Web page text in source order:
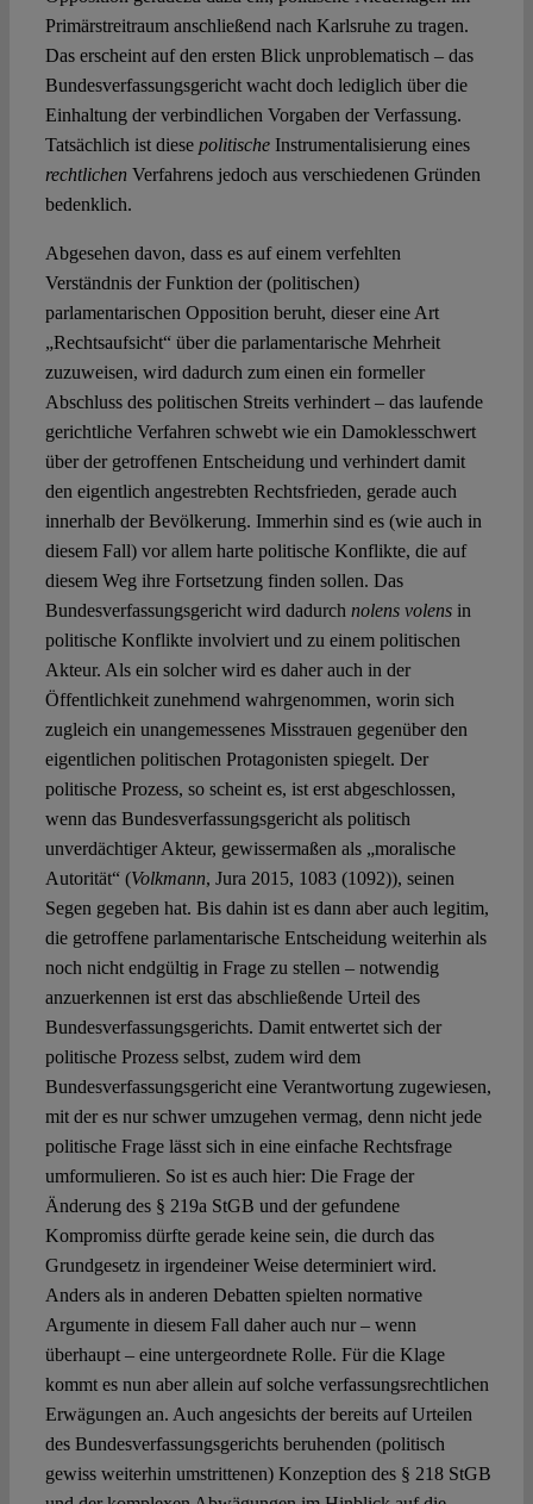
Primärstreitraum anschließend nach Karlsruhe zu tragen.
Das erscheint auf den ersten Blick unproblematisch – das
Bundesverfassungsgericht wacht doch lediglich über die
Einhaltung der verbindlichen Vorgaben der Verfassung.
Tatsächlich ist diese politischeInstrumentalisierung eines
rechtlichen Verfahrens jedoch aus verschiedenen Gründen
bedenklich.
Abgesehen davon, dass es auf einem verfehlten
Verständnis der Funktion der (politischen)
parlamentarischen Opposition beruht, dieser eine Art
„Rechtsaufsicht“ über die parlamentarische Mehrheit
zuzuweisen, wird dadurch zum einen ein formeller
Abschluss des politischen Streits verhindert – das laufende
gerichtliche Verfahren schwebt wie ein Damoklesschwert
über der getroffenen Entscheidung und verhindert damit
den eigentlich angestrebten Rechtsfrieden, gerade auch
innerhalb der Bevölkerung. Immerhin sind es (wie auch in
diesem Fall) vor allem harte politische Konflikte, die auf
diesem Weg ihre Fortsetzung finden sollen. Das
Bundesverfassungsgericht wird dadurch nolens volensin
politische Konflikte involviert und zu einem politischen
Akteur. Als ein solcher wird es daher auch in der
Öffentlichkeit zunehmend wahrgenommen, worin sich
zugleich ein unangemessenes Misstrauen gegenüber den
eigentlichen politischen Protagonisten spiegelt. Der
politische Prozess, so scheint es, ist erst abgeschlossen,
wenn das Bundesverfassungsgericht als politisch
unverdächtiger Akteur, gewissermaßen als „moralische
Autorität“ (Volkmann, Jura 2015, 1083 (1092)), seinen
Segen gegeben hat. Bis dahin ist es dann aber auch legitim,
die getroffene parlamentarische Entscheidung weiterhin als
noch nicht endgültig in Frage zu stellen – notwendig
anzuerkennen ist erst das abschließende Urteil des
Bundesverfassungsgerichts. Damit entwertet sich der
politische Prozess selbst, zudem wird dem
Bundesverfassungsgericht eine Verantwortung zugewiesen,
mit der es nur schwer umzugehen vermag, denn nicht jede
politische Frage lässt sich in eine einfache Rechtsfrage
umformulieren. So ist es auch hier: Die Frage der
Änderung des § 219a StGB und der gefundene
Kompromiss dürfte gerade keine sein, die durch das
Grundgesetz in irgendeiner Weise determiniert wird.
Anders als in anderen Debatten spielten normative
Argumente in diesem Fall daher auch nur – wenn
überhaupt – eine untergeordnete Rolle. Für die Klage
kommt es nun aber allein auf solche verfassungsrechtlichen
Erwägungen an. Auch angesichts der bereits auf Urteilen
des Bundesverfassungsgerichts beruhenden (politisch
gewiss weiterhin umstrittenen) Konzeption des § 218 StGB